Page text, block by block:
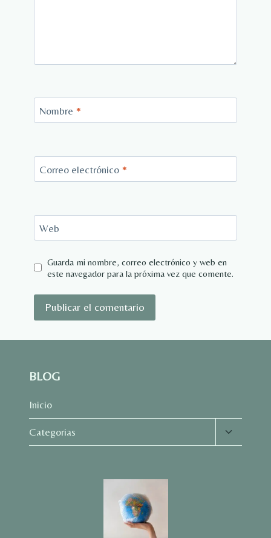
Nombre *
Correo electrónico *
Web
Guarda mi nombre, correo electrónico y web en
este navegador para la próxima vez que comente.
BLOG
Inicio
Categorias
Alternar
menú